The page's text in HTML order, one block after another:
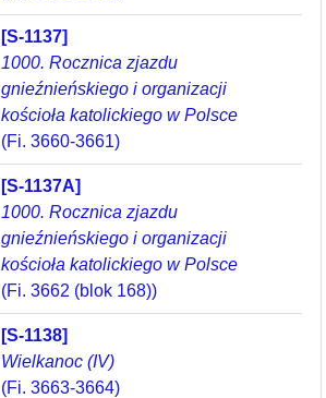
[S-1137]
1000. Rocznica zjazdu
gnieźnieńskiego i organizacji
kościoła katolickiego w Polsce
(Fi. 3660-3661)
[S-1137A]
1000. Rocznica zjazdu
gnieźnieńskiego i organizacji
kościoła katolickiego w Polsce
(Fi. 3662 (blok 168))
[S-1138]
Wielkanoc (IV)
(Fi. 3663-3664)